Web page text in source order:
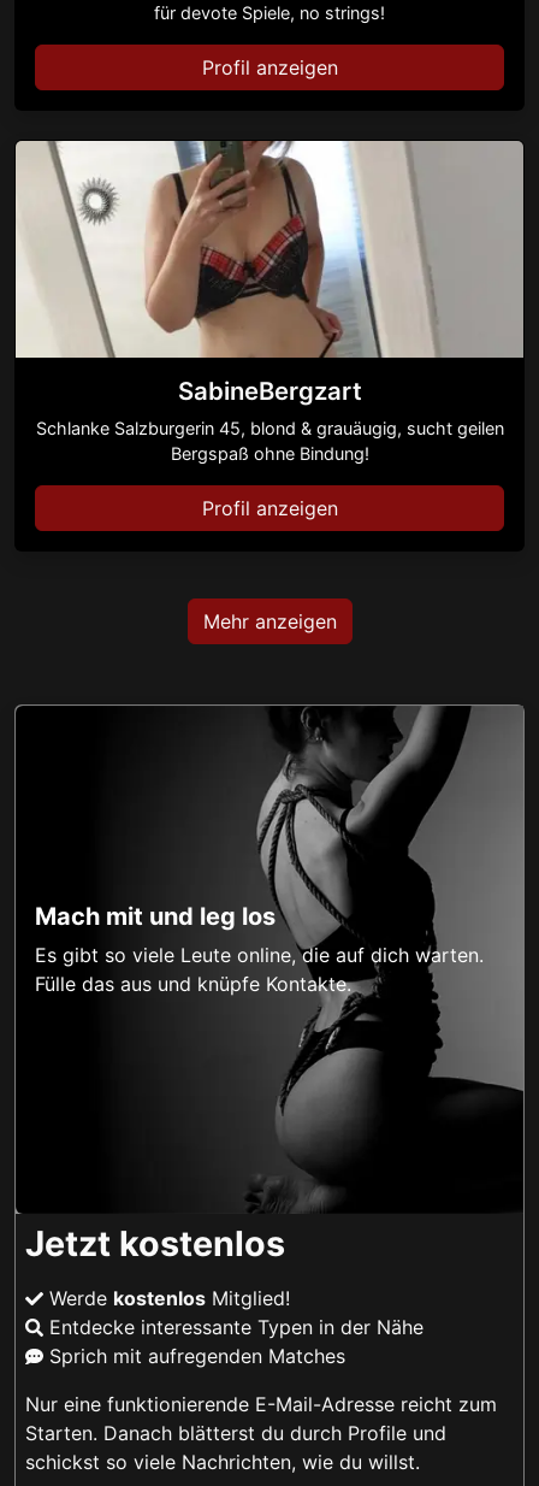
für devote Spiele, no strings!
Profil anzeigen
SabineBergzart
Schlanke Salzburgerin 45, blond & grauäugig, sucht geilen
Bergspaß ohne Bindung!
Profil anzeigen
Mehr anzeigen
Mach mit und leg los
Es gibt so viele Leute online, die auf dich warten.
Fülle das aus und knüpfe Kontakte.
Jetzt kostenlos
Werde kostenlos Mitglied!
Entdecke interessante Typen in der Nähe
Sprich mit aufregenden Matches
Nur eine funktionierende E-Mail-Adresse reicht zum
Starten. Danach blätterst du durch Profile und
schickst so viele Nachrichten, wie du willst.